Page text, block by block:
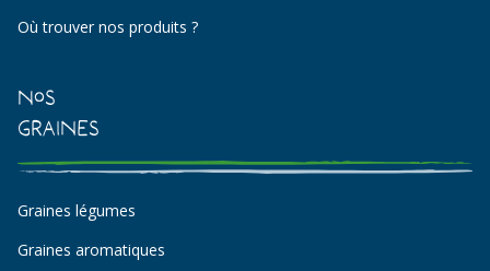
Où trouver nos produits ?
Nos
Graines
Graines légumes
Graines aromatiques